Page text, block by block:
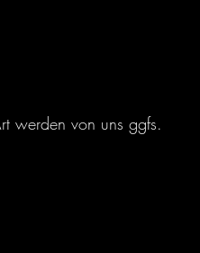
werden von uns ggfs.